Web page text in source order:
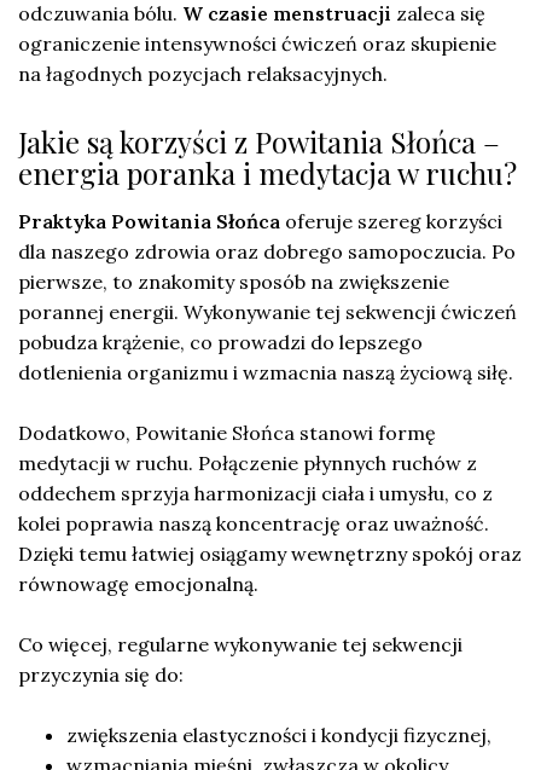
odczuwania bólu. W czasie menstruacji zaleca się
ograniczenie intensywności ćwiczeń oraz skupienie
na łagodnych pozycjach relaksacyjnych.
Jakie są korzyści z Powitania Słońca –
energia poranka i medytacja w ruchu?
Praktyka Powitania Słońca oferuje szereg korzyści
dla naszego zdrowia oraz dobrego samopoczucia. Po
pierwsze, to znakomity sposób na zwiększenie
porannej energii. Wykonywanie tej sekwencji ćwiczeń
pobudza krążenie, co prowadzi do lepszego
dotlenienia organizmu i wzmacnia naszą życiową siłę.
Dodatkowo, Powitanie Słońca stanowi formę
medytacji w ruchu. Połączenie płynnych ruchów z
oddechem sprzyja harmonizacji ciała i umysłu, co z
kolei poprawia naszą koncentrację oraz uważność.
Dzięki temu łatwiej osiągamy wewnętrzny spokój oraz
równowagę emocjonalną.
Co więcej, regularne wykonywanie tej sekwencji
przyczynia się do:
zwiększenia elastyczności i kondycji fizycznej,